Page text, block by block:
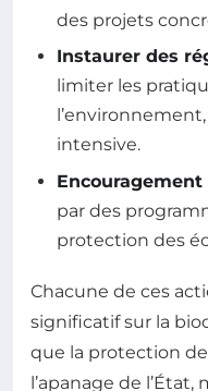
des projets
Instaurer des
limiter les
intensive.
par des
protection des
Chacune de ces
significatif sur la
que la protection
l’apanage de